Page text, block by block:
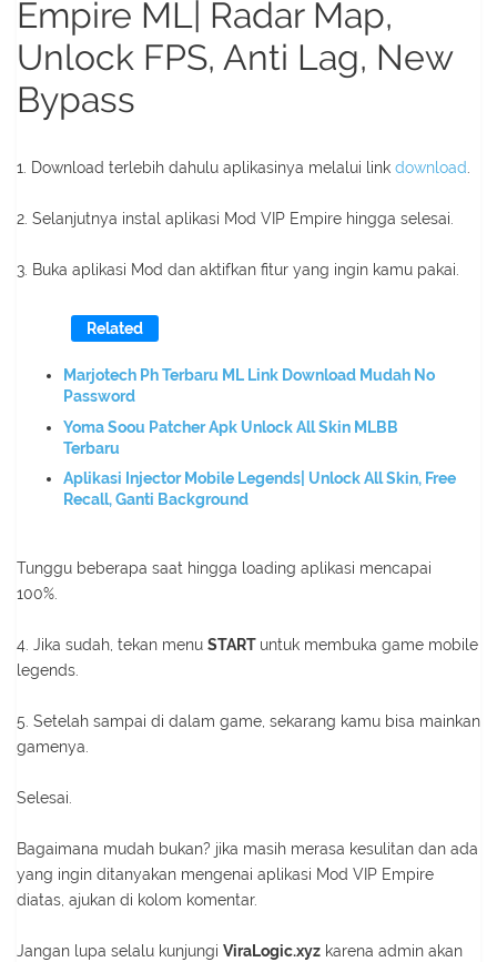
Empire ML| Radar Map,
Unlock FPS, Anti Lag, New
Bypass
1. Download terlebih dahulu aplikasinya melalui link download
2. Selanjutnya instal aplikasi Mod VIP Empire hingga selesai.
3. Buka aplikasi Mod dan aktifkan fitur yang ingin kamu pakai.
Related
Marjotech Ph Terbaru ML Link Download Mudah No
Password
Yoma Soou Patcher Apk Unlock All Skin MLBB
Terbaru
Aplikasi Injector Mobile Legends| Unlock All Skin, Free
Recall, Ganti Background
Tunggu beberapa saat hingga loading aplikasi mencapai
100%.
4. Jika sudah, tekan menu START untuk membuka game mobile
legends.
5. Setelah sampai di dalam game, sekarang kamu bisa mainkan
gamenya.
Selesai.
Bagaimana mudah bukan? jika masih merasa kesulitan dan ada
yang ingin ditanyakan mengenai aplikasi Mod VIP Empire
diatas, ajukan di kolom komentar.
Jangan lupa selalu kunjungi ViraLogic.xyz karena admin akan